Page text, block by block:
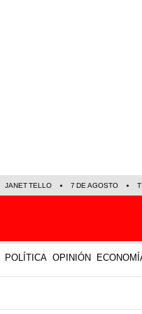
JANET TELLO 7 DE AGOSTO
POLÍTICA OPINIÓN